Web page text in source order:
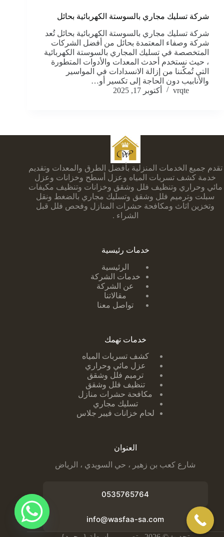
شركة تسليك مجاري بالسوستة الكهربائية بحائل
شركة تسليك مجاري بالسوستة الكهربائية بحائل تُعد
شركة وصفاء المعتمدة بحائل من أفضل الشركات
المتخصصة في تسليك المجاري بالسوستة الكهربائية
، حيث نستخدم أحدث المعدات والأدوات المتطورة
التي تُمكّننا من إزالة الانسدادات في المواسير
والأنابيب دون الحاجة إلى تكسير أو…
vrqte
أكتوبر 17, 2025
تقدم جميع الخدمات المنزلية بأفضل الطرق والمعدات وتقديم
خدمة كشف تسربات المياه وعزل أسطح وخزانات وعزل
مائي وحراري وتنظيف فلل وشقق وخزانات وتنظيف مكيفات
سبلت وترميم فلل وشقق وتسليك مجاري بالضغط ونقل
وتخزين اثاث ومكافحة حشرات المنازل وفحص فلل قبل
الشراء .
خدمات رئيسية
الرئيسية
خدمات الشركة
عن الشركة
مقالاتنا
تواصل معنا
خدمات تهمك
كشف تسربات ا لمياه
عزل مائي وحراري
ترميم فلل وشقق
تنظيف فلل وشقق
مكافحة حشرات منازل
تسليك مجاري
لحام خزانات فيبر جلاس
العنوان
شارع كعب بن زهير ، حي السويدي ، الرياض
0535765764
info@wasfaa-sa.com